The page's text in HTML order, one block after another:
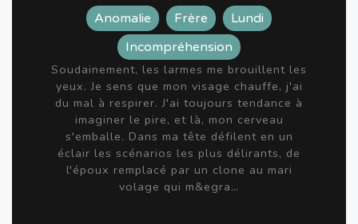
Anomalie Frère
Lundi
Incompréhension
Soudainement, les larmes me brouillent les
yeux. Je sens que mon visage chauffe, j'ai
du mal à respirer. J'ai toujours tendance à
imaginer le pire, et là, mon cerveau
s'emballe. Dans ma tête défilent en un
éclair les scénarios les plus délirants, de
l'époux remplacé par un clone au mari
volage qui m&egra…